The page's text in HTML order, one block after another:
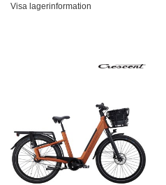
Visa lagerinformation